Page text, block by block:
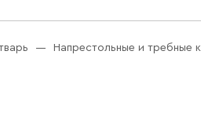
Напрестольные и требные